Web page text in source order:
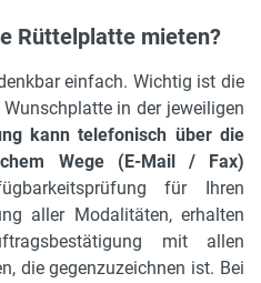
Rüttelplatte mieten?
einfach. Wichtig ist die
in der jeweiligen
kann telefonisch über die
Wege (E-Mail / Fax)
für Ihren
aller Modalitäten, erhalten
mit allen
die gegenzuzeichnen ist. Bei